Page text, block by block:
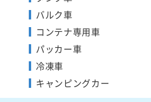
バルク車
コンテナ専用車
パッカー車
冷凍車
キャンピングカー